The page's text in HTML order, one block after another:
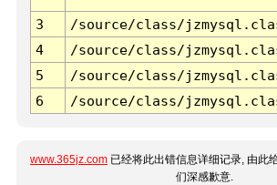
3 /source/class/
4
/source/class/
5
/source/class/
6
/source/class/
www.365jz.com 已经将此出错信息详细记录, 由此
们深感歉意.